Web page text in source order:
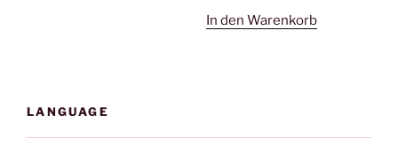
In den Warenkorb
LANGUAGE